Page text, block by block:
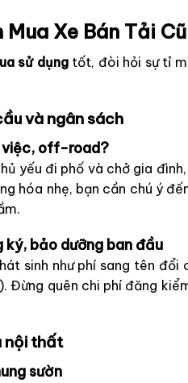
Xe Bán Tải
sử dụngtốt, đòi hỏi sự tỉ
và ngân sách
việc, off-road?
yếu đi phố và chở gia
hóa nhẹ, bạn cần chú ý
ký, bảo dưỡng ban đầu
sinh như phí sang tên
quên chi phí đăng
nội thất
sườn